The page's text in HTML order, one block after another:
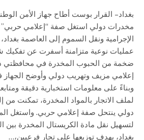
بغداد – القرار بوست أطاح جهاز الأمن
مخدرات دولي استغل صفة “إعلامي حربي”
الإجرامية ونقل السموم إلى العاصمة
عمليات نوعية متزامنة أسفرت عن
ضخمة من الحبوب المخدرة في محافظتي ذي
إعلامي مزيف وتهريب دولي وأوضح الجهاز
وبناءً على معلومات استخبارية دقيقة
لملف الاتجار بالمواد المخدرة، تمكنت من
دولي ينتحل صفة إعلامي حربي. واستغل
لتسهيل نقل مادة الكريستال المخدرة بين
بغداد، بهدف توزيعها على تجار فرعيين،…